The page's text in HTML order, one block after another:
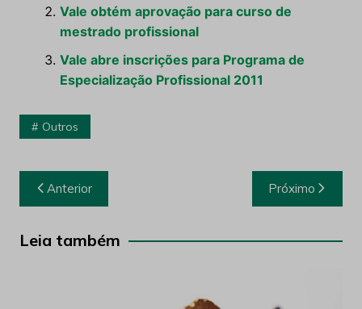
Vale obtém aprovação para curso de
mestrado profissional
Vale abre inscrições para Programa de
Especialização Profissional 2011
Outros
Navegação
de
Post
Anterior Próximo
Leia também